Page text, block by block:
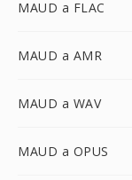
MAUD a FLAC
MAUD a AMR
MAUD a WAV
MAUD a OPUS